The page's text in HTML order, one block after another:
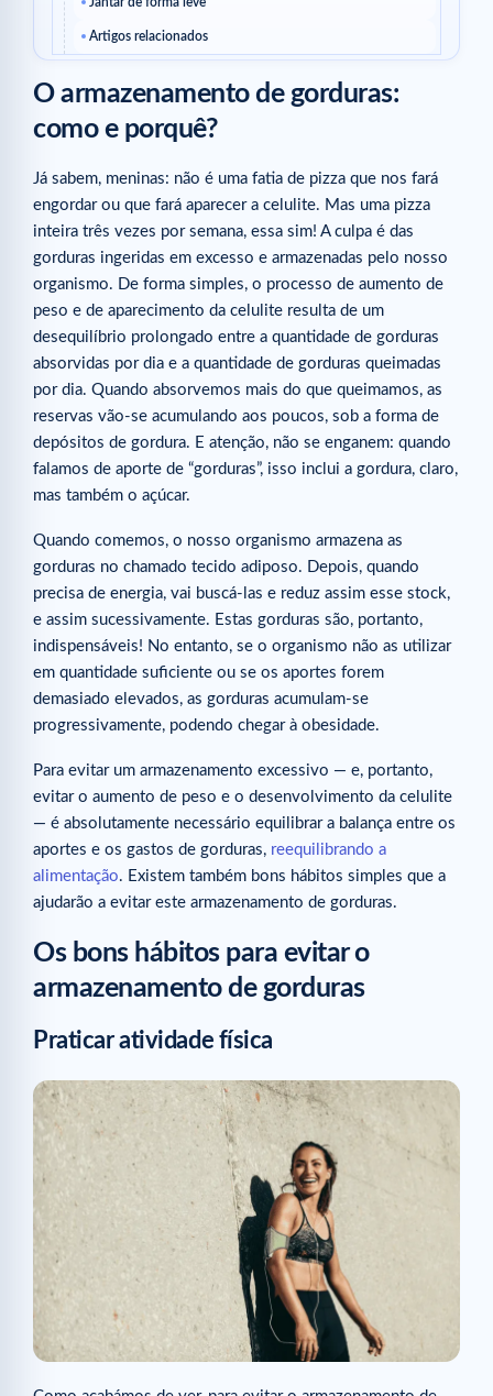
Artigos relacionados
O armazenamento de gorduras:
como e porquê?
Já sabem, meninas: não é uma fatia de pizza que nos fará
engordar ou que fará aparecer a celulite. Mas uma pizza
inteira três vezes por semana, essa sim! A culpa é das
gorduras ingeridas em excesso e armazenadas pelo nosso
organismo. De forma simples, o processo de aumento de
peso e de aparecimento da celulite resulta de um
desequilíbrio prolongado entre a quantidade de gorduras
absorvidas por dia e a quantidade de gorduras queimadas
por dia. Quando absorvemos mais do que queimamos, as
reservas vão-se acumulando aos poucos, sob a forma de
depósitos de gordura. E atenção, não se enganem: quando
falamos de aporte de “gorduras”, isso inclui a gordura, claro,
mas também o açúcar.
Quando comemos, o nosso organismo armazena as
gorduras no chamado tecido adiposo. Depois, quando
precisa de energia, vai buscá-las e reduz assim esse stock,
e assim sucessivamente. Estas gorduras são, portanto,
indispensáveis! No entanto, se o organismo não as utilizar
em quantidade suficiente ou se os aportes forem
demasiado elevados, as gorduras acumulam-se
progressivamente, podendo chegar à obesidade.
Para evitar um armazenamento excessivo — e, portanto,
evitar o aumento de peso e o desenvolvimento da celulite
— é absolutamente necessário equilibrar a balança entre os
aportes e os gastos de gorduras, reequilibrando a
alimentação. Existem também bons hábitos simples que a
ajudarão a evitar este armazenamento de gorduras.
Os bons hábitos para evitar o
armazenamento de gorduras
Praticar atividade física